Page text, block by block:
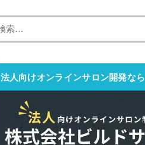
法人向けオンラインサロン開発なら